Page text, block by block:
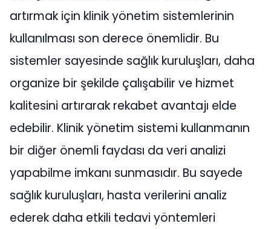
artırmak için klinik yönetim sistemlerinin
kullanılması son derece önemlidir. Bu
sistemler sayesinde sağlık kuruluşları, daha
organize bir şekilde çalışabilir ve hizmet
kalitesini artırarak rekabet avantajı elde
edebilir. Klinik yönetim sistemi kullanmanın
bir diğer önemli faydası da veri analizi
yapabilme imkanı sunmasıdır. Bu sayede
sağlık kuruluşları, hasta verilerini analiz
ederek daha etkili tedavi yöntemleri